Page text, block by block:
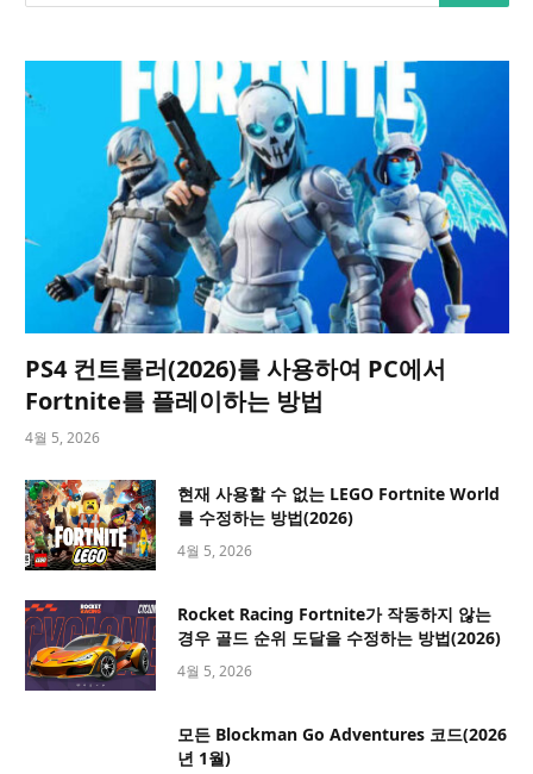
PS4 컨트롤러(2026)를 사용하여 PC에서
Fortnite를 플레이하는 방법
4월 5, 2026
현재 사용할 수 없는 LEGO Fortnite World
를 수정하는 방법(2026)
4월 5, 2026
Rocket Racing Fortnite가 작동하지 않는
경우 골드 순위 도달을 수정하는 방법(2026)
4월 5, 2026
모든 Blockman Go Adventures 코드(2026
년 1월)